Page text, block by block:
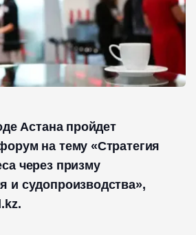
Астана пройдет
на тему «Cтратегия
через призму
и судопроизводства»,